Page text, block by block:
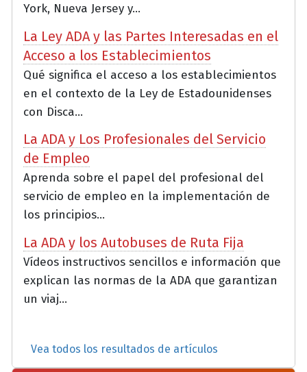
York, Nueva Jersey y...
La Ley ADA y las Partes Interesadas en el
Acceso a los Establecimientos
Qué significa el acceso a los establecimientos
en el contexto de la Ley de Estadounidenses
con Disca...
La ADA y Los Profesionales del Servicio
de Empleo
Aprenda sobre el papel del profesional del
servicio de empleo en la implementación de
los principios...
La ADA y los Autobuses de Ruta Fija
Vídeos instructivos sencillos e información que
explican las normas de la ADA que garantizan
un viaj...
Vea todos los resultados de artículos